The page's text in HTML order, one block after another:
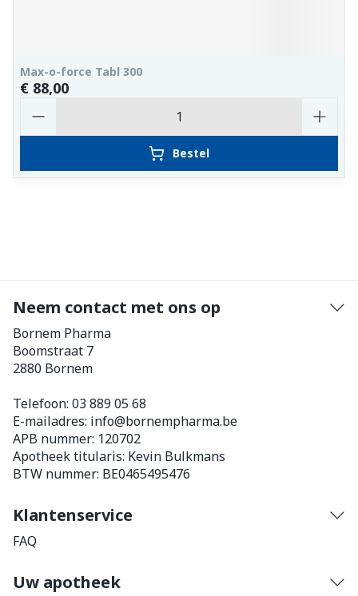
Max-o-force Tabl 300
€ 88,00
Bestel
Neem contact met ons op
Bornem Pharma
Boomstraat 7
2880 Bornem
Telefoon: 03 889 05 68
E-mailadres: info@bornempharma.be
APB nummer: 120702
Apotheek titularis: Kevin Bulkmans
BTW nummer: BE0465495476
Klantenservice
FAQ
Uw apotheek